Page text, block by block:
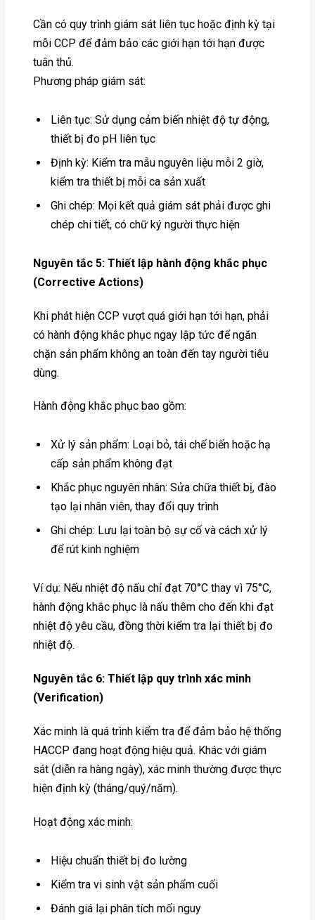
Cần có quy trình giám sát liên tục hoặc định kỳ tại
mỗi CCP để đảm bảo các giới hạn tới hạn được
tuân thủ.
Phương pháp giám sát:
Liên tục: Sử dụng cảm biến nhiệt độ tự động,
thiết bị đo pH liên tục
Định kỳ: Kiểm tra mẫu nguyên liệu mỗi 2 giờ,
kiểm tra thiết bị mỗi ca sản xuất
Ghi chép: Mọi kết quả giám sát phải được ghi
chép chi tiết, có chữ ký người thực hiện
Nguyên tắc 5: Thiết lập hành động khắc phục
(Corrective Actions)
Khi phát hiện CCP vượt quá giới hạn tới hạn, phải
có hành động khắc phục ngay lập tức để ngăn
chặn sản phẩm không an toàn đến tay người tiêu
dùng.
Hành động khắc phục bao gồm:
Xử lý sản phẩm: Loại bỏ, tái chế biến hoặc hạ
cấp sản phẩm không đạt
Khắc phục nguyên nhân: Sửa chữa thiết bị, đào
tạo lại nhân viên, thay đổi quy trình
Ghi chép: Lưu lại toàn bộ sự cố và cách xử lý
để rút kinh nghiệm
Ví dụ: Nếu nhiệt độ nấu chỉ đạt 70°C thay vì 75°C,
hành động khắc phục là nấu thêm cho đến khi đạt
nhiệt độ yêu cầu, đồng thời kiểm tra lại thiết bị đo
nhiệt độ.
Nguyên tắc 6: Thiết lập quy trình xác minh
(Verification)
Xác minh là quá trình kiểm tra để đảm bảo hệ thống
HACCP đang hoạt động hiệu quả. Khác với giám
sát (diễn ra hàng ngày), xác minh thường được thực
hiện định kỳ (tháng/quý/năm).
Hoạt động xác minh:
Hiệu chuẩn thiết bị đo lường
Kiểm tra vi sinh vật sản phẩm cuối
Đánh giá lại phân tích mối nguy